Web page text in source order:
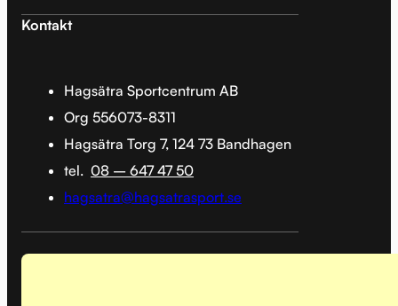
Kontakt
Hagsätra Sportcentrum AB
Org 556073-8311
Hagsätra Torg 7, 124 73 Bandhagen
tel. 08 – 647 47 50
hagsatra@hagsatrasport.se